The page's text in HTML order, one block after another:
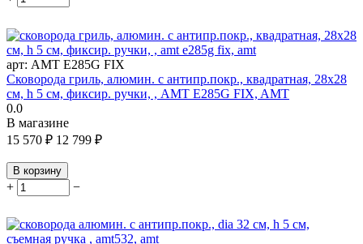
арт: AMT E285G FIX
Сковорода гриль, алюмин. с антипр.покр., квадратная, 28x28
см, h 5 см, фиксир. ручки, , AMT E285G FIX, AMT
0.0
В магазине
15 570 ₽ 12 799 ₽
В корзину
+ −